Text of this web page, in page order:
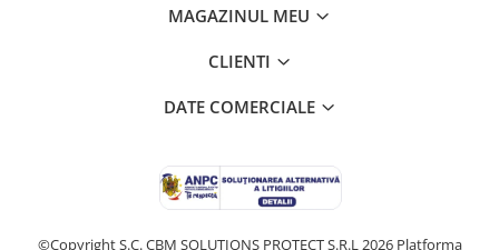
MAGAZINUL MEU
CLIENTI
DATE COMERCIALE
©Copyright S.C. CBM SOLUTIONS PROTECT S.R.L 2026 Platforma